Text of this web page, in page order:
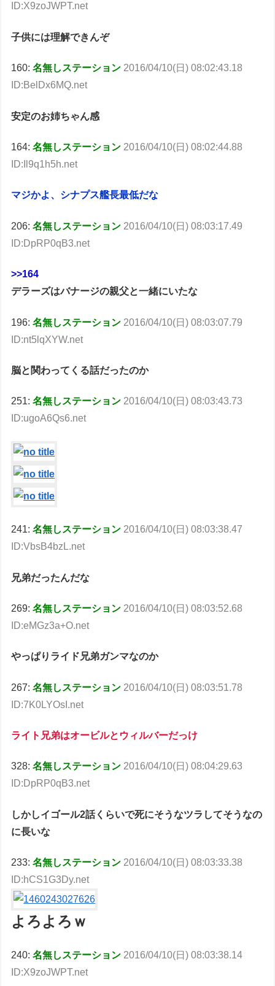
ID:X9zoJWPT.net
子供には理解できんぞ
160:名無しステーション 2016/04/10(日) 08:02:43.18
ID:BelDx6MQ.net
安定のお姉ちゃん感
164:名無しステーション 2016/04/10(日) 08:02:44.88
ID:Il9q1h5h.net
マジかよ、シナプス艦長最低だな
206:名無しステーション 2016/04/10(日) 08:03:17.49
ID:DpRP0qB3.net
>>164
デラーズはバナージの親父と一緒にいたな
196:名無しステーション 2016/04/10(日) 08:03:07.79
ID:nt5lqXYW.net
脳と関わってくる話だったのか
251:名無しステーション 2016/04/10(日) 08:03:43.73
ID:ugoA6Qs6.net
241:名無しステーション 2016/04/10(日) 08:03:38.47
ID:VbsB4bzL.net
兄弟だったんだな
269:名無しステーション 2016/04/10(日) 08:03:52.68
ID:eMGz3a+O.net
やっぱりライド兄弟ガンマなのか
267:名無しステーション 2016/04/10(日) 08:03:51.78
ID:7K0LYOsI.net
ライト兄弟はオービルとウィルバーだっけ
328:名無しステーション2016/04/10(日) 08:04:29.63
ID:DpRP0qB3.net
しかしイゴール2話くらいで死にそうなツラしてそうなの
に長いな
233:名無しステーション 2016/04/10(日) 08:03:33.38
ID:hCS1G3Dy.net
よろよろｗ
240:名無しステーション 2016/04/10(日) 08:03:38.14
ID:X9zoJWPT.net